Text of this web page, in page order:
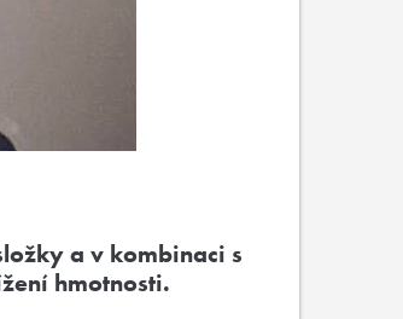
a v kombinaci s
hmotnosti.